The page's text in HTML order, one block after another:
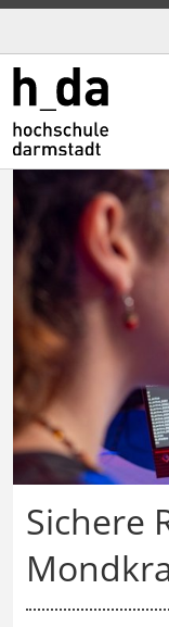
Sichere